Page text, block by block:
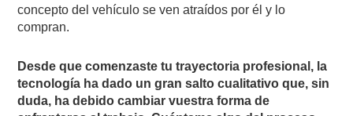
concepto del vehículo se ven atraídos por él y lo
compran.
Desde que comenzaste tu trayectoria profesional, la
tecnología ha dado un gran salto cualitativo que, sin
duda, ha debido cambiar vuestra forma de